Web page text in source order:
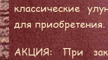
классические
для приобретения.
АКЦИЯ: При